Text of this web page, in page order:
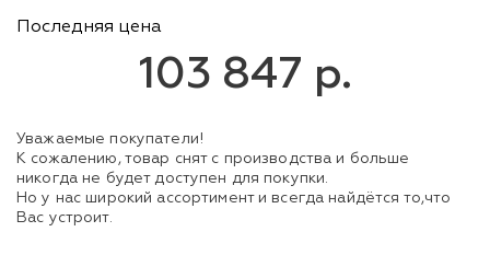
Последняя цена
103 847 р.
Уважаемые покупатели!
К сожалению, товар снят с производства и больше
никогда не будет доступен для покупки.
Но у нас широкий ассортимент и всегда найдётся то,что
Вас устроит.